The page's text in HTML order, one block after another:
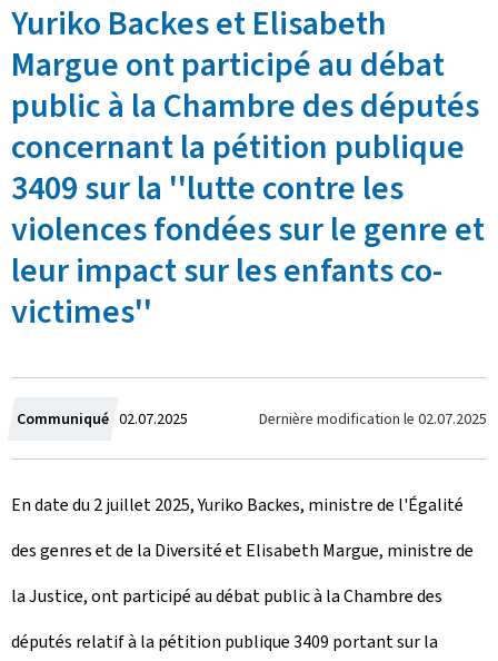
Yuriko Backes et Elisabeth
Margue ont participé au débat
public à la Chambre des députés
concernant la pétition publique
3409 sur la ''lutte contre les
violences fondées sur le genre et
leur impact sur les enfants co-
victimes''
Communiqué C
r
é
e
l
e
02.07.2025 Dernière modification le 02.07.2025
En date du 2 juillet 2025, Yuriko Backes, ministre de l'Égalité
des genres et de la Diversité et Elisabeth Margue, ministre de
la Justice, ont participé au débat public à la Chambre des
députés relatif à la pétition publique 3409 portant sur la